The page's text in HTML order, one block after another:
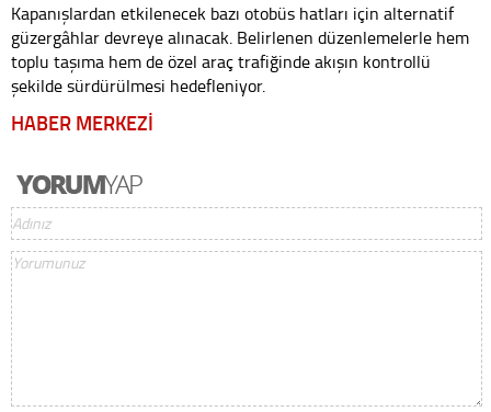
Kapanışlardan etkilenecek bazı otobüs hatları için alternatif
güzergâhlar devreye alınacak. Belirlenen düzenlemelerle hem
toplu taşıma hem de özel araç trafiğinde akışın kontrollü
şekilde sürdürülmesi hedefleniyor.
HABER MERKEZİ